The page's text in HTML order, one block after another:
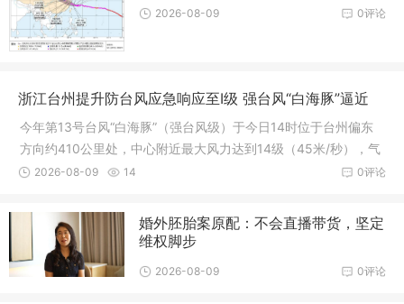
0评论
2026-08-09
浙江台州提升防台风应急响应至Ⅰ级 强台风“白海豚”逼近
今年第13号台风“白海豚”（强台风级）于今日14时位于台州偏东
方向约410公里处，中心附近最大风力达到14级（45米/秒），气
压为950百帕。预计台风将以每小时10～15公里的速度向西偏北
0评论
2026-08-09 14
婚外胚胎案原配：不会直播带货，坚定
维权脚步
0评论
2026-08-09